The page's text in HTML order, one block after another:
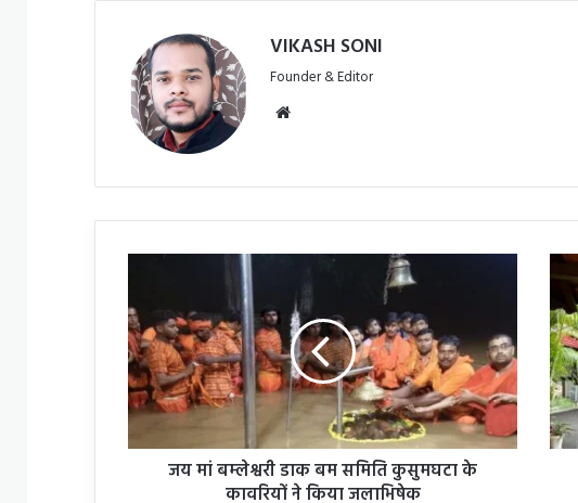
VIKASH SONI
Founder & Editor
मां
ब
म्ले
श्व
री
डा
क
जय मां बम्लेश्वरी डाक बम समिति कुसुमघटा के
कावरियों ने किया जलाभिषेक
चा
री
अ
धि
का
री
सं